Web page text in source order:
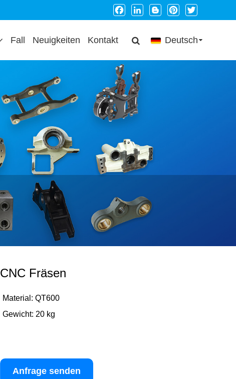
Facebook
LinkedInBloggerPinterestTwitter
Fall Neuigkeiten Kontakt Deutsch
CNC Fräsen
Material: QT600
Gewicht: 20 kg
Anfrage senden